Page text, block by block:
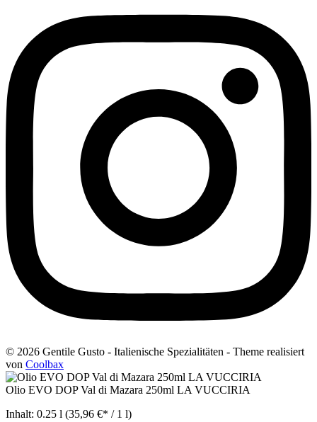
© 2026 Gentile Gusto - Italienische Spezialitäten - Theme realisiert
von Coolbax
Olio EVO DOP Val di Mazara 250ml LA VUCCIRIA
Inhalt: 0.25 l (35,96 €* / 1 l)